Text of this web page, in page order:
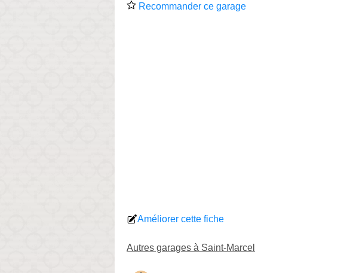
Recommander ce garage
Améliorer cette fiche
Autres garages à Saint-Marcel